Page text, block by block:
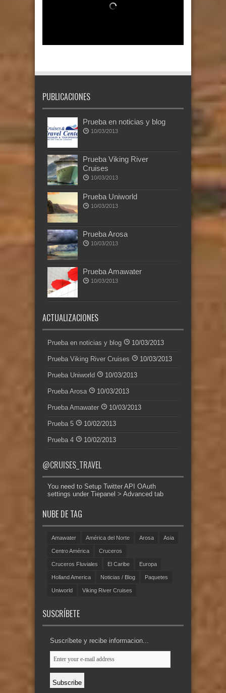
PUBLICACIONES
Prueba en noticias y blog
10/03/2013
Prueba Viking River
Cruises
10/03/2013
Prueba Uniworld
10/03/2013
Prueba Arosa
10/03/2013
Prueba Amawater
10/03/2013
ACTUALIZACIONES
Prueba en noticias y blog 10/03/2013
Prueba Viking River Cruises 10/03/2013
Prueba Uniworld 10/03/2013
Prueba Arosa 10/03/2013
Prueba Amawater 10/03/2013
Prueba 5 10/02/2013
Prueba 4 10/02/2013
@CRUISES_TRAVEL
You need to Setup Twitter API OAuth
settings under Tiepanel > Advanced tab
NUBE DE TAG
Amawater América del Norte Arosa Asia
Centro América Cruceros
Cruceros Fluviales El Caribe Europa
Holland America Noticias / Blog Paquetes
Uniworld Viking River Cruises
SUSCRÍBETE
Suscríbete y recibe informacion...